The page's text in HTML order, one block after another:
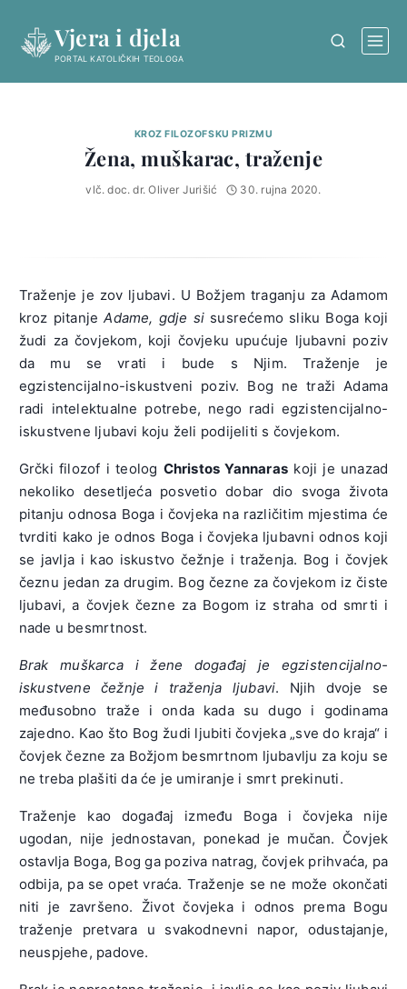
content
Vjera i djela
PORTAL KATOLIČKIH TEOLOGA
KROZ FILOZOFSKU PRIZMU
Žena, muškarac, traženje
vlč. doc. dr. Oliver Jurišić 30. rujna 2020.
Traženje je zov ljubavi. U Božjem traganju za Adamom
kroz pitanjeAdame, gdje si susrećemo sliku Boga koji
žudi za čovjekom, koji čovjeku upućuje ljubavni poziv
da mu se vrati i bude s Njim. Traženje je
egzistencijalno-iskustveni poziv. Bog ne traži Adama
radi intelektualne potrebe, nego radi egzistencijalno-
iskustvene ljubavi koju želi podijeliti s čovjekom.
Grčki filozof i teolog Christos Yannaras koji je unazad
nekoliko desetljeća posvetio dobar dio svoga života
pitanju odnosa Boga i čovjeka na različitim mjestima će
tvrditi kako je odnos Boga i čovjeka ljubavni odnos koji
se javlja i kao iskustvo čežnje i traženja. Bog i čovjek
čeznu jedan za drugim. Bog čezne za čovjekom iz čiste
ljubavi, a čovjek čezne za Bogom iz straha od smrti i
nade u besmrtnost.
Brak muškarca i žene događaj je egzistencijalno-
iskustvene čežnje i traženja ljubavi. Njih dvoje se
međusobno traže i onda kada su dugo i godinama
zajedno. Kao što Bog žudi ljubiti čovjeka „sve do kraja“ i
čovjek čezne za Božjom besmrtnom ljubavlju za koju se
ne treba plašiti da će je umiranje i smrt prekinuti.
Traženje kao događaj između Boga i čovjeka nije
ugodan, nije jednostavan, ponekad je mučan. Čovjek
ostavlja Boga, Bog ga poziva natrag, čovjek prihvaća, pa
odbija, pa se opet vraća. Traženje se ne može okončati
niti je završeno. Život čovjeka i odnos prema Bogu
traženje pretvara u svakodnevni napor, odustajanje,
neuspjehe, padove.